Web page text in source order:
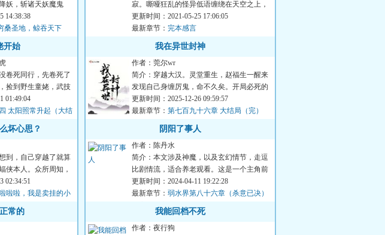
妖，斩诸天妖魔鬼
果，修...
14:38:38
桑圣地，鲸吞天下
开始
卷死同行，先卷死了
捡到野生童姥，武技
明...
01:49:04
太阳照常升起（大结
坏心思？
到，自己穿越了就算
侠本人。众所周知，
超...
02:34:51
啦啦，我是卖挂的小
常的
寂。嘶哑狂乱的怪异低语缠绕在天空之上，
不可名状的古老巨影沉浮...
更新时间：2021-05-25 17:06:05
最新章节： 完本感言
我在异世封神
作者：莞尔wr
简介：穿越大汉。灵堂重生，赵福生一醒来
发现自己身缠厉鬼，命不久矣。开局必死的
情况下，她绝境缝生，重...
更新时间：2025-12-26 09:59:57
最新章节： 第七百九十六章 大结局（完）
阴阳了事人
作者：陈丹水
简介：本文涉及神魔，以及玄幻情节，走逗
比剧情流，适合养老观看。这是一个主角前
期吊丝，后面经过各种事...
更新时间：2024-04-11 19:22:28
最新章节： 弱水界第八十六章（杀意已决）
（高我和心魔）
我能回档不死
作者：夜行狗